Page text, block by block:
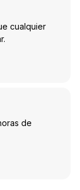
cualquier
de